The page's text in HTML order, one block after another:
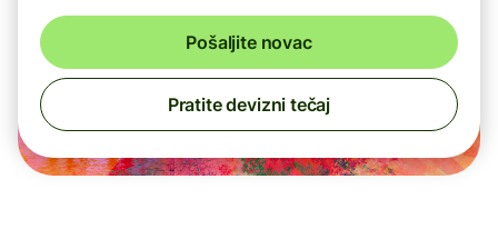
Pošaljite novac
Pratite devizni tečaj